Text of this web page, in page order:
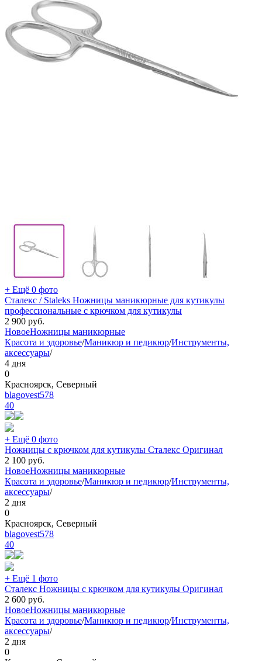
+ Ещё 0 фото
Сталекс / Staleks Ножницы маникюрные для кутикулы
профессиональные с крючком для кутикулы
2 900 руб.
НовоеНожницы маникюрные
Красота и здоровье/Маникюр и педикюр/Инструменты,
аксессуары/
4 дня
0
Красноярск, Северный
blagovest578
40
+ Ещё 0 фото
Ножницы с крючком для кутикулы Сталекс Оригинал
2 100 руб.
НовоеНожницы маникюрные
Красота и здоровье/Маникюр и педикюр/Инструменты,
аксессуары/
2 дня
0
Красноярск, Северный
blagovest578
40
+ Ещё 1 фото
Сталекс Ножницы с крючком для кутикулы Оригинал
2 600 руб.
НовоеНожницы маникюрные
Красота и здоровье/Маникюр и педикюр/Инструменты,
аксессуары/
2 дня
0